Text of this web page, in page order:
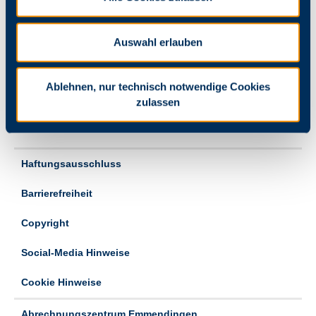
Auswahl erlauben
Ablehnen, nur technisch notwendige Cookies
zulassen
Folgen Sie uns
Verpassen Sie keine unserer Neuigkeiten mehr!
Haftungsausschluss
Barrierefreiheit
Copyright
Social-Media Hinweise
Cookie Hinweise